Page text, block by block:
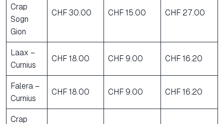
Crap
Sogn
Gion
CHF 30.00 CHF 15.00 CHF 27.00
Laax –
Curnius
CHF 18.00 CHF 9.00 CHF 16.20
Falera –
Curnius
CHF 18.00 CHF 9.00 CHF 16.20
Crap